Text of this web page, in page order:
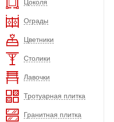
Цоколя
Ограды
Цветники
Столики
Лавочки
Тротуарная плитка
Гранитная плитка